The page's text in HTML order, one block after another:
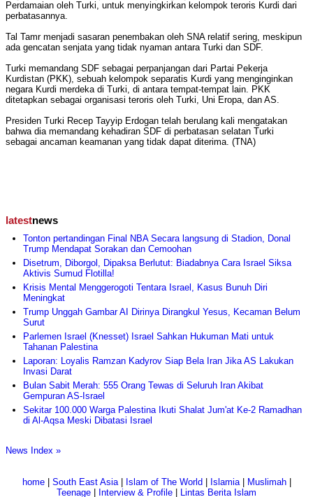
Perdamaian oleh Turki, untuk menyingkirkan kelompok teroris Kurdi dari
perbatasannya.
Tal Tamr menjadi sasaran penembakan oleh SNA relatif sering, meskipun
ada gencatan senjata yang tidak nyaman antara Turki dan SDF.
Turki memandang SDF sebagai perpanjangan dari Partai Pekerja
Kurdistan (PKK), sebuah kelompok separatis Kurdi yang menginginkan
negara Kurdi merdeka di Turki, di antara tempat-tempat lain. PKK
ditetapkan sebagai organisasi teroris oleh Turki, Uni Eropa, dan AS.
Presiden Turki Recep Tayyip Erdogan telah berulang kali mengatakan
bahwa dia memandang kehadiran SDF di perbatasan selatan Turki
sebagai ancaman keamanan yang tidak dapat diterima. (TNA)
latestnews
Tonton pertandingan Final NBA Secara langsung di Stadion, Donal
Trump Mendapat Sorakan dan Cemoohan
Disetrum, Diborgol, Dipaksa Berlutut: Biadabnya Cara Israel Siksa
Aktivis Sumud Flotilla!
Krisis Mental Menggerogoti Tentara Israel, Kasus Bunuh Diri
Meningkat
Trump Unggah Gambar AI Dirinya Dirangkul Yesus, Kecaman Belum
Surut
Parlemen Israel (Knesset) Israel Sahkan Hukuman Mati untuk
Tahanan Palestina
Laporan: Loyalis Ramzan Kadyrov Siap Bela Iran Jika AS Lakukan
Invasi Darat
Bulan Sabit Merah: 555 Orang Tewas di Seluruh Iran Akibat
Gempuran AS-Israel
Sekitar 100.000 Warga Palestina Ikuti Shalat Jum'at Ke-2 Ramadhan
di Al-Aqsa Meski Dibatasi Israel
News Index »
home| South East Asia| Islam of The World Islamia| Muslimah|
Teenage
Interview & Profile Lintas Berita Islam